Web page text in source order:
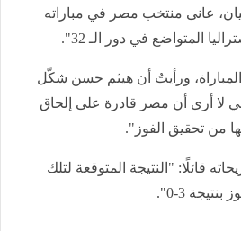
عانى منتخب مصر في مباراته
المتواضع في دور الـ 32".
ورأيتُ أن هيثم حسن شكّل
لا أرى أن مصر قادرة على إلحاق
من تحقيق الفوز".
قائلًا: "النتيجة المتوقعة لتلك
3-0".